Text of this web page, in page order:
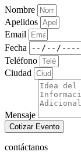
Nombre
Apelidos
Email
Fecha
Teléfono
Ciudad
Mensaje
Cotizar Evento
contáctanos